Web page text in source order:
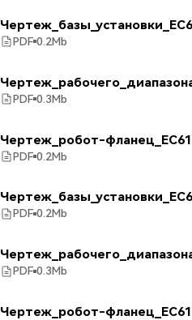
PDF 0.2Mb
PDF 0.3Mb
Чертеж_робот-
PDF 0.2Mb
PDF 0.2Mb
PDF 0.3Mb
Чертеж_робот-